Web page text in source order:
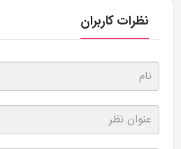
نظرات کاربران